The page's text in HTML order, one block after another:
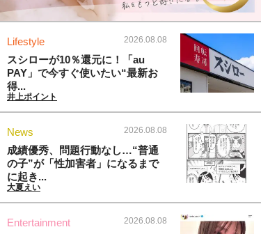
Lifestyle 2026.08.08
スシローが10％還元に！「au
PAY」で今すぐ使いたい“最新お
得...
井上ポイント
News 2026.08.08
成績優秀、問題行動なし…“普通
の子”が「性加害者」になるまで
に起き...
大夏えい
Entertainment 2026.08.08